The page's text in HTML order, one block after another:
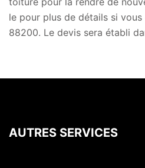
le pour plus de détails si
88200. Le devis sera établi
AUTRES SERVICES